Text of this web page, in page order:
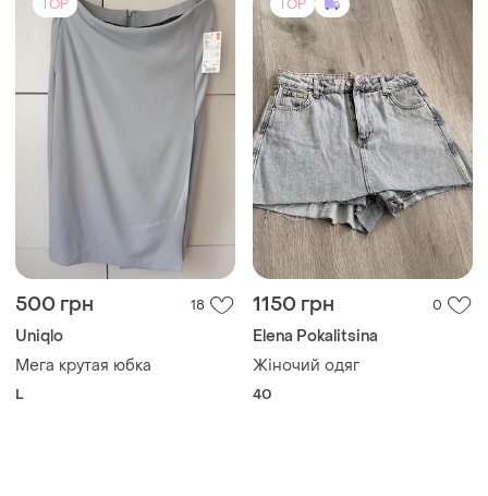
TOP
500 грн 18
Uniqlo
Мега крутая юбка
L
TOP
1150 грн 0
Elena Pokalitsina
Жіночий одяг
40